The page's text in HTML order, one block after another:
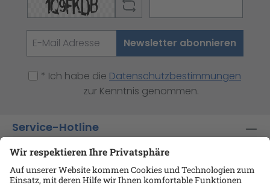
Newsletter abonnieren
* Ich habe die Datenschutzbestimmungen
zur Kenntnis genommen.
Service-Hotline
Shop-Service